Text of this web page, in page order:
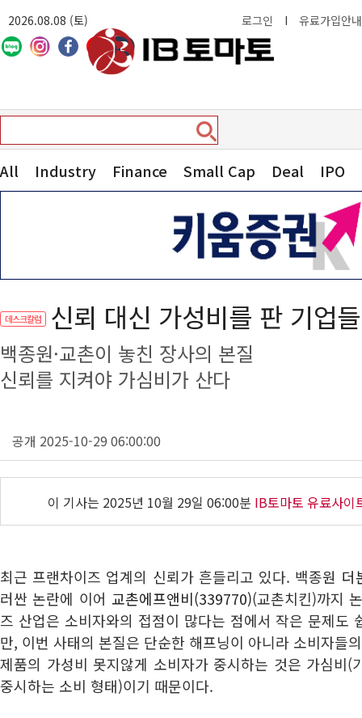
2026.08.08 (토) 로그인 I 유료가입안내
All Industry Finance Small Cap Deal IPO
데스크칼럼 신뢰 대신 가성비를 판 기업들
백종원·교촌이 놓친 장사의 본질
신뢰를 지켜야 가심비가 산다
공개 2025-10-29 06:00:00
이 기사는 2025년 10월 29일 06:00분 IB토마토 유료사이
최근 프랜차이즈 업계의 신뢰가 흔들리고 있다. 백종원 더
러싼 논란에 이어 교촌에프앤비(339770)(교촌치킨)까지
즈 산업은 소비자와의 접점이 많다는 점에서 작은 문제도
만, 이번 사태의 본질은 단순한 해프닝이 아니라 소비자들
제품의 가성비 못지않게 소비자가 중시하는 것은 가심비(
중시하는 소비 형태)이기 때문이다.